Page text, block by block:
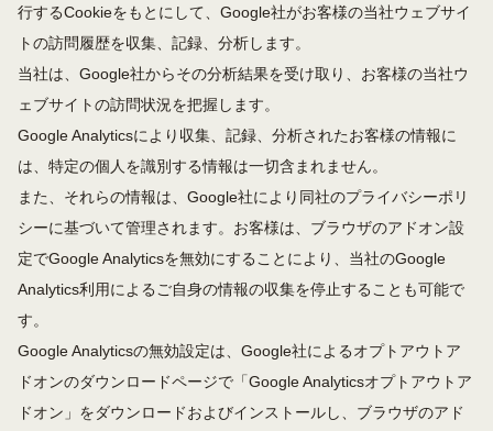
行するCookieをもとにして、Google社がお客様の当社ウェブサイ
トの訪問履歴を収集、記録、分析します。
当社は、Google社からその分析結果を受け取り、お客様の当社ウ
ェブサイトの訪問状況を把握します。
Google Analyticsにより収集、記録、分析されたお客様の情報に
は、特定の個人を識別する情報は一切含まれません。
また、それらの情報は、Google社により同社のプライバシーポリ
シーに基づいて管理されます。お客様は、ブラウザのアドオン設
定でGoogle Analyticsを無効にすることにより、当社のGoogle
Analytics利用によるご自身の情報の収集を停止することも可能で
す。
Google Analyticsの無効設定は、Google社によるオプトアウトア
ドオンのダウンロードページで「Google Analyticsオプトアウトア
ドオン」をダウンロードおよびインストールし、ブラウザのアド